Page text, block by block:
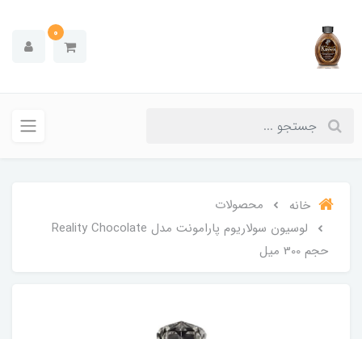
0
خانه
محصولات
لوسیون سولاریوم پارامونت مدل Reality Chocolate
حجم 300 میل